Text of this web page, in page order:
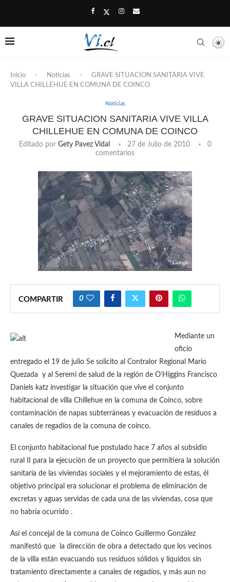
Inicio - Noticias -
GRAVE SITUACION SANITARIA VIVE
VILLA CHILLEHUE EN COMUNA DE COINCO
Noticias
GRAVE SITUACION SANITARIA VIVE VILLA
CHILLEHUE EN COMUNA DE COINCO
Editado por Gety Pavez Vidal 27 de Julio de 2010
0
comentarios
COMPARTIR 0
Mediante un
oficio
entregado el 19 de julio Se solicito al Contralor Regional Mario
Quezada y al Seremi de salud de la región de O’Higgins Francisco
Daniels katz investigar la situación que vive el conjunto
habitacional de villa Chillehue en la comuna de Coinco, sobre
contaminación de napas subterráneas y evacuación de residuos a
canales de regadíos de la comuna de coinco.
El conjunto habitacional fue postulado hace 7 años al subsidio
rural II para la ejecución de un proyecto que permitiera la solución
sanitaria de las viviendas sociales y el mejoramiento de estas, él
objetivo principal era solucionar el problema de eliminación de
excretas y aguas servidas de cada una de las viviendas, cosa que
no habría ocurrido .
Así el concejal de la comuna de Coinco Guillermo González
manifestó que la dirección de obra a detectado que los vecinos
de la villa están evacuando sus residuos sólidos y líquidos sin
tratamiento directamente a canales de regadíos, y más aun no